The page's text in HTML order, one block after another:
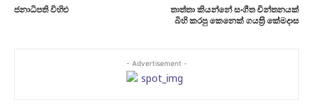
ජනාධිපති විහිළු
තාත්තා කියන්නේ සංගීත චින්තනයක්
බිහි කරපු කෙනෙක් ගයත‍්‍රි කේමදාස
- Advertisement -